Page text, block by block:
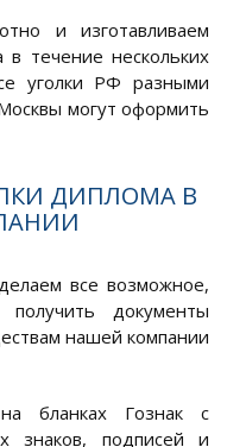
и изготавливаем
течение нескольких
уголки РФ разными
могут оформить
ДИПЛОМА В
все возможное,
документы
нашей компании
бланках Гознак с
знаков, подписей и